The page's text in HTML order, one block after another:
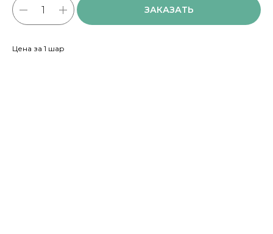
ЗАКАЗАТЬ
Цена за 1 шар